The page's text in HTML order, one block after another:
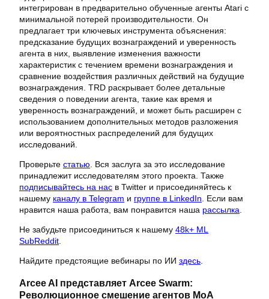
интегрирован в предварительно обученные агенты Atari с
минимальной потерей производительности. Он
предлагает три ключевых инструмента объяснения:
предсказание будущих вознаграждений и уверенность
агента в них, выявление изменения важности
характеристик с течением времени вознаграждения и
сравнение воздействия различных действий на будущие
вознаграждения. TRD раскрывает более детальные
сведения о поведении агента, такие как время и
уверенность вознаграждений, и может быть расширен с
использованием дополнительных методов разложения
или вероятностных распределений для будущих
исследований.
Проверьте статью . Вся заслуга за это исследование
принадлежит исследователям этого проекта. Также
подписывайтесь на нас в Twitter и присоединяйтесь к
нашему каналу в Telegram и группе в LinkedIn . Если вам
нравится наша работа, вам понравится наша рассылка
Не забудьте присоединиться к нашему 48k+ ML
SubReddit
Найдите предстоящие вебинары по ИИ здесь.
Arcee AI представляет Arcee Swarm:
Революционное смешение агентов MoA